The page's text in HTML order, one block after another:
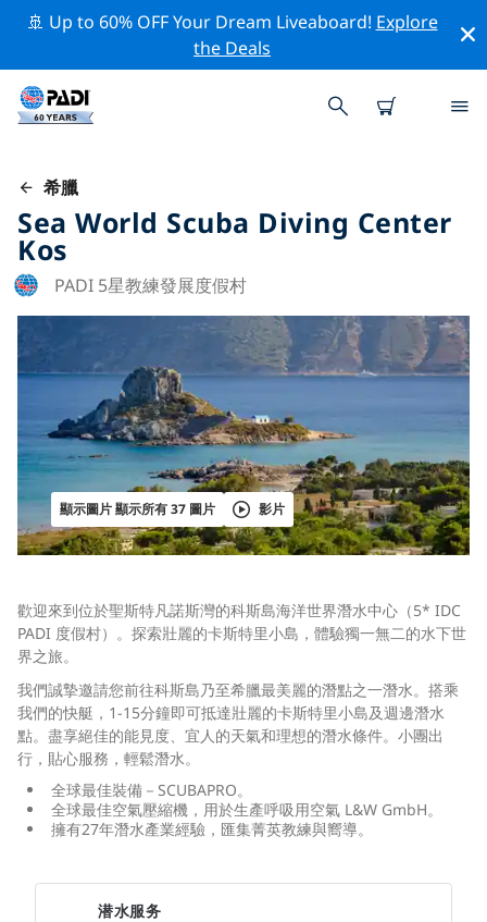
🚢 Up to 60% OFF Your Dream Liveaboard! Explore
the Deals
希臘
Sea World Scuba Diving Center
Kos
PADI 5星教練發展度假村
顯示圖片 顯示所有 37 圖片 影片
歡迎來到位於聖斯特凡諾斯灣的科斯島海洋世界潛水中心（5* IDC
PADI 度假村）。探索壯麗的卡斯特里小島， 體驗獨一無二的水下世
界之旅。
我們誠摯邀請您前往科斯島乃至希臘最美麗的潛點之一潛水。搭乘
我們的快艇，1-15分鐘即可抵達壯麗的卡斯特里小島及週邊潛水
點。盡享絕佳的能見度、宜人的天氣和理想的潛水條件。小團出
行，貼心服務，輕鬆潛水。
全球最佳裝備－SCUBAPRO。
全球最佳空氣壓縮機，用於生產呼吸用空氣 L&W GmbH。
擁有27年潛水產業經驗，匯集菁英教練與嚮導。
潜水服务